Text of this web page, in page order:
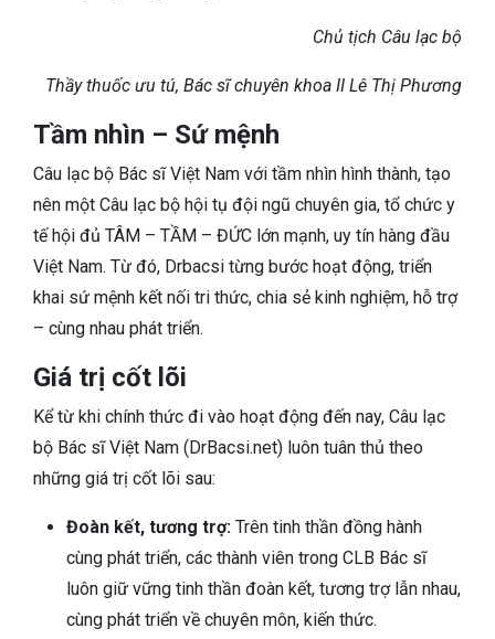
Chủ tịch Câu lạc bộ
Thầy thuốc ưu tú, Bác sĩ chuyên khoa II Lê Thị Phương
Tầm nhìn – Sứ mệnh
Câu lạc bộ Bác sĩ Việt Nam với tầm nhìn hình thành, tạo
nên một Câu lạc bộ hội tụ đội ngũ chuyên gia, tổ chức y
tế hội đủ TÂM – TẦM – ĐỨC lớn mạnh, uy tín hàng đầu
Việt Nam. Từ đó, Drbacsi từng bước hoạt động, triển
khai sứ mệnh kết nối tri thức, chia sẻ kinh nghiệm, hỗ trợ
– cùng nhau phát triển.
Giá trị cốt lõi
Kể từ khi chính thức đi vào hoạt động đến nay, Câu lạc
bộ Bác sĩ Việt Nam (DrBacsi.net) luôn tuân thủ theo
những giá trị cốt lõi sau:
Đoàn kết, tương trợ: Trên tinh thần đồng hành
cùng phát triển, các thành viên trong CLB Bác sĩ
luôn giữ vững tinh thần đoàn kết, tương trợ lẫn nhau,
cùng phát triển về chuyên môn, kiến thức.